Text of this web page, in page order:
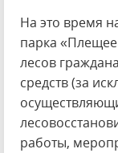
На это время
парка
лесов
средств (за
работы,